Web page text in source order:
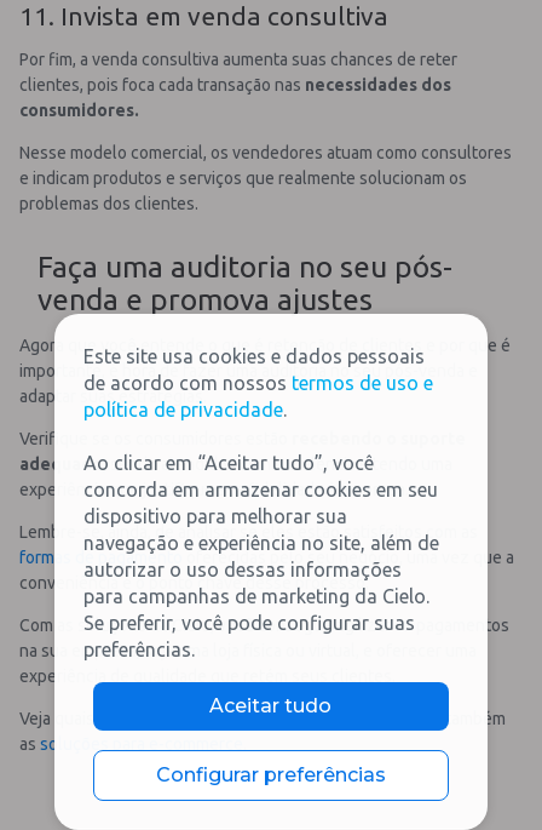
11. Invista em venda consultiva
Por fim, a venda consultiva aumenta suas chances de reter
clientes, pois foca cada transação nas necessidades dos
consumidores.
Nesse modelo comercial, os vendedores atuam como consultores
e indicam produtos e serviços que realmente solucionam os
problemas dos clientes.
Faça uma auditoria no seu pós-
venda e promova ajustes
Agora que você entende o que é retenção de clientes e por que é
importante, é hora de fazer uma auditoria no seu pós-venda e
adaptar suas estratégias.
Verifique se os consumidores estão
adequado, sendo atendidos com excelência e tendo uma
experiência que justifique sua fidelidade à empresa.
Lembre-se, ainda, de analisar se eles estão satisfeitos com as
formas de pagamento
oferecidas pelo seu negócio, uma vez que a
conveniência é o ponto chave desse processo.
Com as soluções da Cielo, você consegue agilizar os pagamentos
na sua empresa, seja uma loja física ou virtual, e oferecer uma
experiência de qualidade que retém seus clientes.
Veja quais maquininhas de cartãooferecemos e conheça também
as soluções para e-commerce
Este site usa cookies e dados pessoais
de acordo com nossos termos de uso e
política de privacidade.
Ao clicar em “Aceitar tudo”, você
concorda em armazenar cookies em seu
dispositivo para melhorar sua
navegação e experiência no site, além de
autorizar o uso dessas informações
para campanhas de marketing da Cielo.
Se preferir, você pode configurar suas
preferências.
Aceitar tudo
Configurar preferências